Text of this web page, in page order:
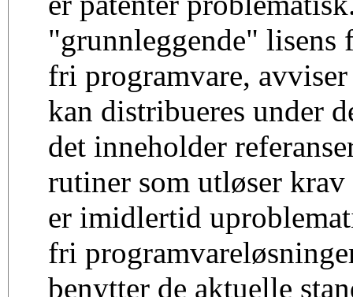
"grunnleggende"
fri programvare,
kan distribueres under
det inneholder
rutiner som utløser
er imidlertid
fri
benytter de aktuelle